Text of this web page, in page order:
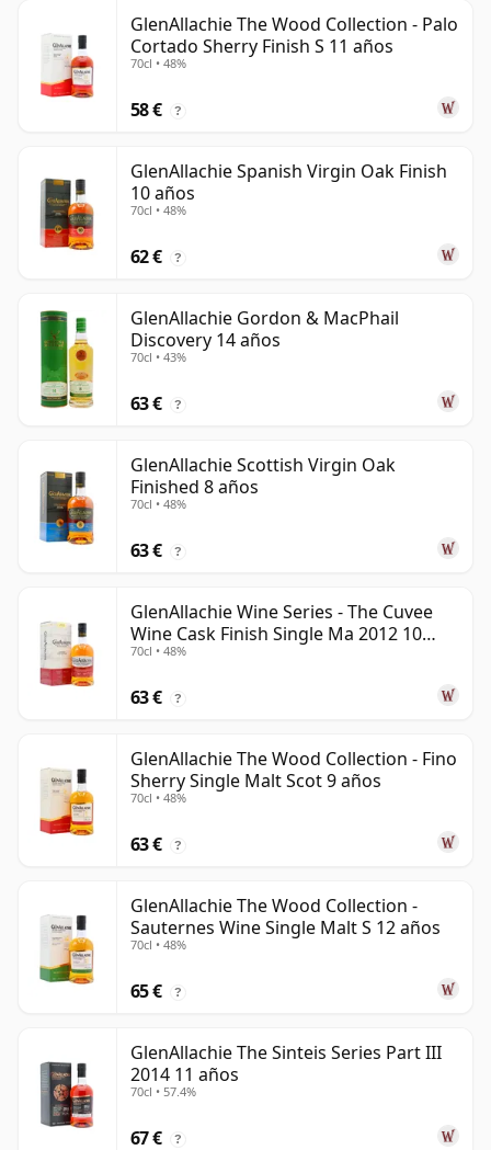
GlenAllachie The Wood Collection - Palo
Cortado Sherry Finish S 11 años
70cl • 48%
58 € ?
GlenAllachie Spanish Virgin Oak Finish
10 años
70cl • 48%
62 € ?
GlenAllachie Gordon & MacPhail
Discovery 14 años
70cl • 43%
63 € ?
GlenAllachie Scottish Virgin Oak
Finished 8 años
70cl • 48%
63 € ?
GlenAllachie Wine Series - The Cuvee
Wine Cask Finish Single Ma 2012 10
años
70cl • 48%
63 € ?
GlenAllachie The Wood Collection - Fino
Sherry Single Malt Scot 9 años
70cl • 48%
63 € ?
GlenAllachie The Wood Collection -
Sauternes Wine Single Malt S 12 años
70cl • 48%
65 € ?
GlenAllachie The Sinteis Series Part III
2014 11 años
70cl • 57.4%
67 € ?